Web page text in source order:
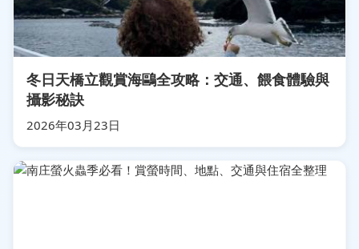
冬日天橋立觀賞海鷗全攻略：交通、餵食體驗與
攝影秘訣
2026年03月23日